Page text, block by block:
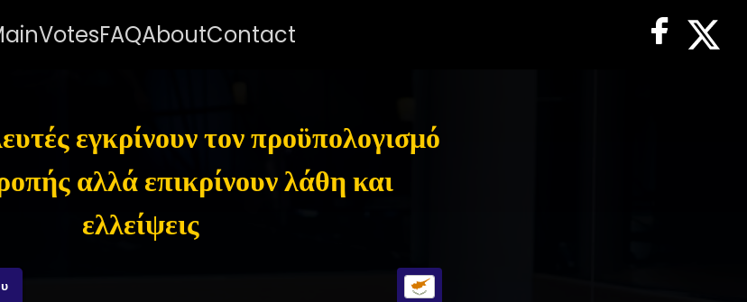
VotesFAQAboutContact
εγκρίνουν τον προϋπολογισμό
αλλά επικρίνουν λάθη και
ελλείψεις